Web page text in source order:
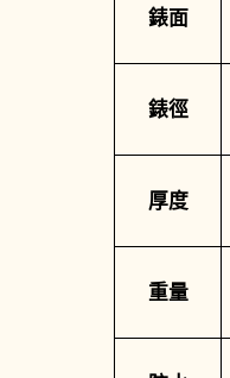
錶面
錶徑
厚度
重量